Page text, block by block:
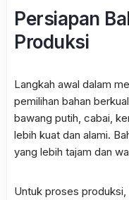
Persiapan
Produksi
Langkah awal dalam
pemilihan bahan
bawang putih, cabai,
lebih kuat dan alami.
yang lebih tajam dan
Untuk proses